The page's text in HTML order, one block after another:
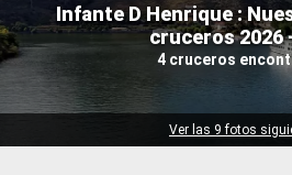
Infante D Henrique :
cruceros 2026
4 cruceros
Ver las 9 fotos
Nuestros destinos
Fecha de salida